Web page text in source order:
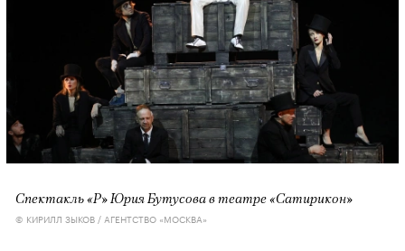
Спектакль «Р» Юрия Бутусова в театре «Сатирикон»
© КИРИЛЛ ЗЫКОВ / АГЕНТСТВО «МОСКВА»